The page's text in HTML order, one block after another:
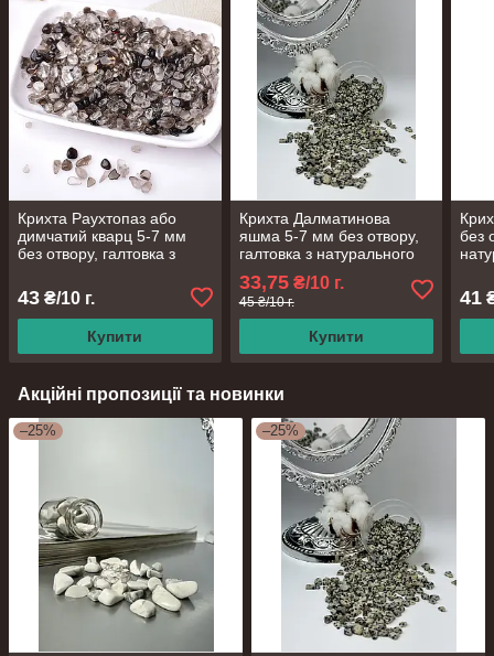
Крихта Раухтопаз або
димчатий кварц 5-7 мм
без отвору, галтовка з
ціна за 10 грам
43 ₴/10 г.
Купити
Крихта Далматинова
яшма 5-7 мм без отвору,
галтовка з натурального
33,75₴/10 г.
45 ₴/10 г.
Купити
без
41
Акційні пропозиції та новинки
–25% –25%